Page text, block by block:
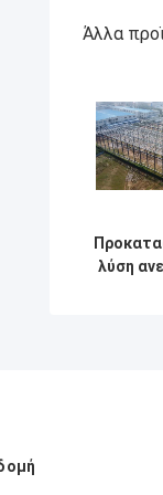
Άλλα
λύση